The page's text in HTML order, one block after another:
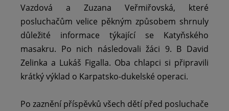
Vazdová a Zuzana Veřmiřovská, které
posluchačům velice pěkným způsobem shrnuly
důležité informace týkající se Katyňského
masakru. Po nich následovali žáci 9. B David
Zelinka a Lukáš Figalla. Oba chlapci si připravili
krátký výklad o Karpatsko-dukelské operaci.
Po zaznění příspěvků všech dětí před posluchače